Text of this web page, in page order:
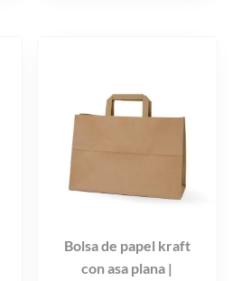
Bolsa de papel kraft
con asa plana |